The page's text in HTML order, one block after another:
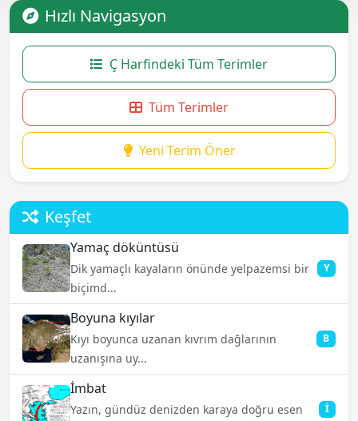
Hızlı Navigasyon
Ç Harfindeki Tüm Terimler
Tüm Terimler
Yeni Terim Öner
Keşfet
Yamaç döküntüsü
Dik yamaçlı kayaların önünde yelpazemsi bir
biçimd...
Y
Boyuna kıyılar
Kıyı boyunca uzanan kıvrım dağlarının
uzanışına uy...
B
İmbat
Yazın, gündüz denizden karaya doğru esen
İ